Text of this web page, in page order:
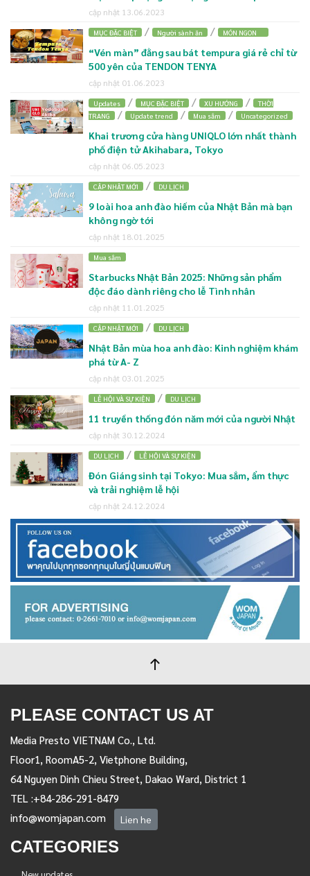
cập nhật 13.06.2023
MỤC ĐẶC BIỆT / Người sành ăn / MÓN NGON
“Vén màn” đằng sau bát tempura giá rẻ chỉ từ
500 yên của TENDON TENYA
cập nhật 01.06.2023
Updates / MỤC ĐẶC BIỆT / XU HƯỚNG /
THỜI
TRANG / Update trend / Mua sắm / Uncategorized
Khai trương cửa hàng UNIQLO lớn nhất thành
phố điện tử Akihabara, Tokyo
cập nhật 06.05.2023
CẬP NHẬT MỚI / DU LỊCH
9 loài hoa anh đào hiếm của Nhật Bản mà bạn
không ngờ tới
cập nhật 18.01.2025
Mua sắm
Starbucks Nhật Bản 2025: Những sản phẩm
độc đáo dành riêng cho lễ Tình nhân
cập nhật 11.01.2025
CẬP NHẬT MỚI / DU LỊCH
Nhật Bản mùa hoa anh đào: Kinh nghiệm khám
phá từ A- Z
cập nhật 03.01.2025
LỄ HỘI VÀ SỰ KIỆN / DU LỊCH
11 truyền thống đón năm mới của người Nhật
cập nhật 30.12.2024
DU LỊCH / LỄ HỘI VÀ SỰ KIỆN
Đón Giáng sinh tại Tokyo: Mua sắm, ẩm thực
và trải nghiệm lễ hội
cập nhật 24.12.2024
PLEASE CONTACT US AT
Media Presto VIETNAM Co., Ltd.
Floor1, RoomA5-2, Vietphone Building,
64 Nguyen Dinh Chieu Street, Dakao Ward, District 1
TEL :+84-286-291-8479
info@womjapan.com
Lien he
CATEGORIES